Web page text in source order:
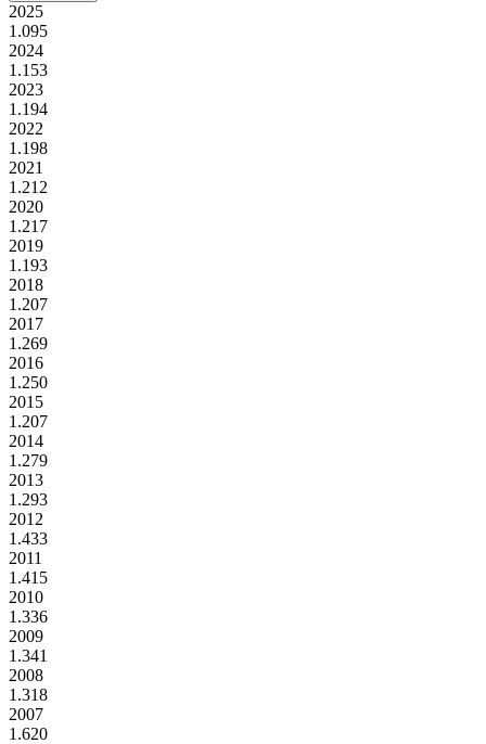
2025
1.095
2024
1.153
2023
1.194
2022
1.198
2021
1.212
2020
1.217
2019
1.193
2018
1.207
2017
1.269
2016
1.250
2015
1.207
2014
1.279
2013
1.293
2012
1.433
2011
1.415
2010
1.336
2009
1.341
2008
1.318
2007
1.620